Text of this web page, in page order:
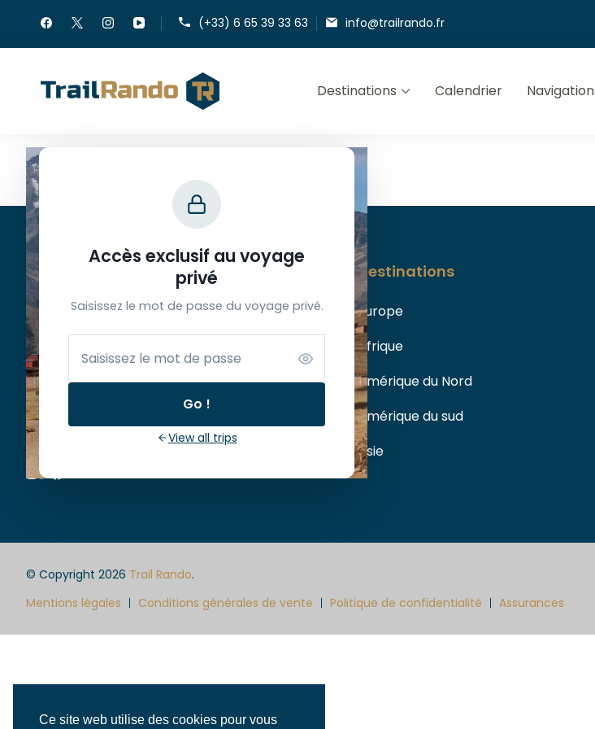
Ce site web utilise des cookies pour vous
(+33) 6 65 39 33 63 info@trailrando.fr
Destinations Calendrier Navigation
Accès exclusif au voyage
privé
Saisissez le mot de passe du voyage privé.
Go !
View all trips
Contacts
Ouvert du lundi au samedi
de 9h à 12h30 et de 13h30 à 18h
73110 La Chapelle Blanche
Destinations
Europe
Afrique
Amérique du Nord
Amérique du sud
Asie
© Copyright 2026 Trail Rando.
Mentions légales
Conditions générales de vente Politique de confidentialité Assurances